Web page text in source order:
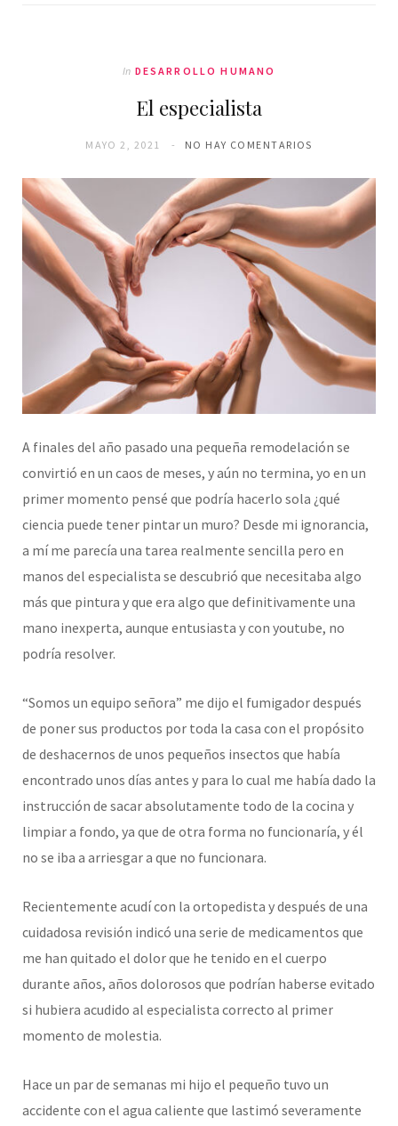
In DESARROLLO HUMANO
El especialista
MAYO 2, 2021 NO HAY COMENTARIOS
A finales del año pasado una pequeña remodelación se
convirtió en un caos de meses, y aún no termina, yo en un
primer momento pensé que podría hacerlo sola ¿qué
ciencia puede tener pintar un muro? Desde mi ignorancia,
a mí me parecía una tarea realmente sencilla pero en
manos del especialista se descubrió que necesitaba algo
más que pintura y que era algo que definitivamente una
mano inexperta, aunque entusiasta y con youtube, no
podría resolver.
“Somos un equipo señora” me dijo el fumigador después
de poner sus productos por toda la casa con el propósito
de deshacernos de unos pequeños insectos que había
encontrado unos días antes y para lo cual me había dado la
instrucción de sacar absolutamente todo de la cocina y
limpiar a fondo, ya que de otra forma no funcionaría, y él
no se iba a arriesgar a que no funcionara.
Recientemente acudí con la ortopedista y después de una
cuidadosa revisión indicó una serie de medicamentos que
me han quitado el dolor que he tenido en el cuerpo
durante años, años dolorosos que podrían haberse evitado
si hubiera acudido al especialista correcto al primer
momento de molestia.
Hace un par de semanas mi hijo el pequeño tuvo un
accidente con el agua caliente que lastimó severamente